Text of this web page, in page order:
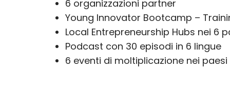
6 organizzazioni partner
Young Innovator Bootcamp –
Local Entrepreneurship Hubs nei 6
Podcast con 30 episodi in 6 lingue
6 eventi di moltiplicazione nei